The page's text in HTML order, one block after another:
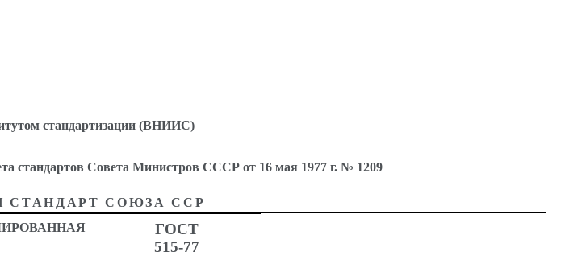
стандартизации (ВНИИС)
Совета Министров СССР от 16 мая 1977 г. № 1209
СТАНДАРТ СОЮЗА ССР
ГОСТ
515-77